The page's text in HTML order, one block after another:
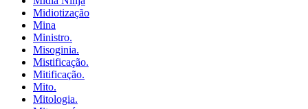
Midiotização
Mina
Ministro.
Misoginia.
Mistificação.
Mitificação.
Mito.
Mitologia.